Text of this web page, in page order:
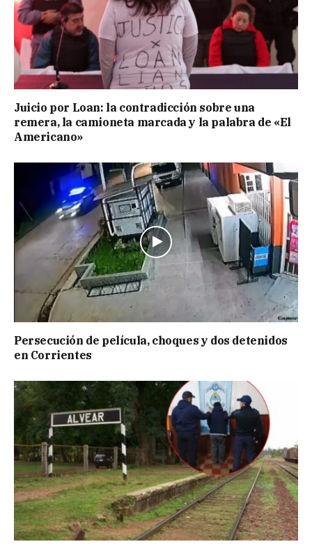
Juicio por Loan: la contradicción sobre una
remera, la camioneta marcada y la palabra de «El
Americano»
Persecución de película, choques y dos detenidos
en Corrientes